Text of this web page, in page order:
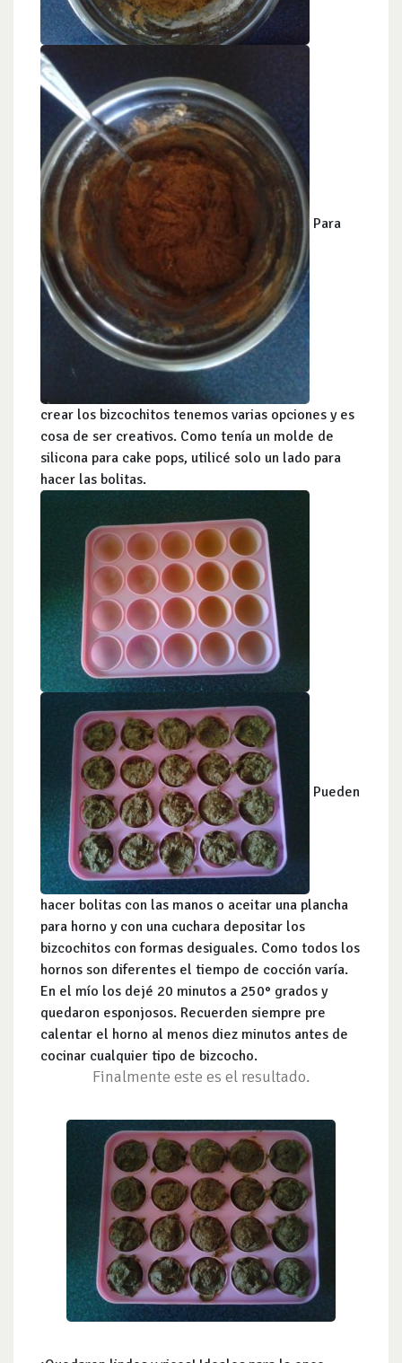
Para
crear los bizcochitos tenemos varias opciones y es
cosa de ser creativos. Como tenía un molde de
silicona para cake pops, utilicé solo un lado para
hacer las bolitas.
Pueden
hacer bolitas con las manos o aceitar una plancha
para horno y con una cuchara depositar los
bizcochitos con formas desiguales. Como todos los
hornos son diferentes el tiempo de cocción varía.
En el mío los dejé 20 minutos a 250° grados y
quedaron esponjosos. Recuerden siempre pre
calentar el horno al menos diez minutos antes de
cocinar cualquier tipo de bizcocho.
Finalmente este es el resultado.